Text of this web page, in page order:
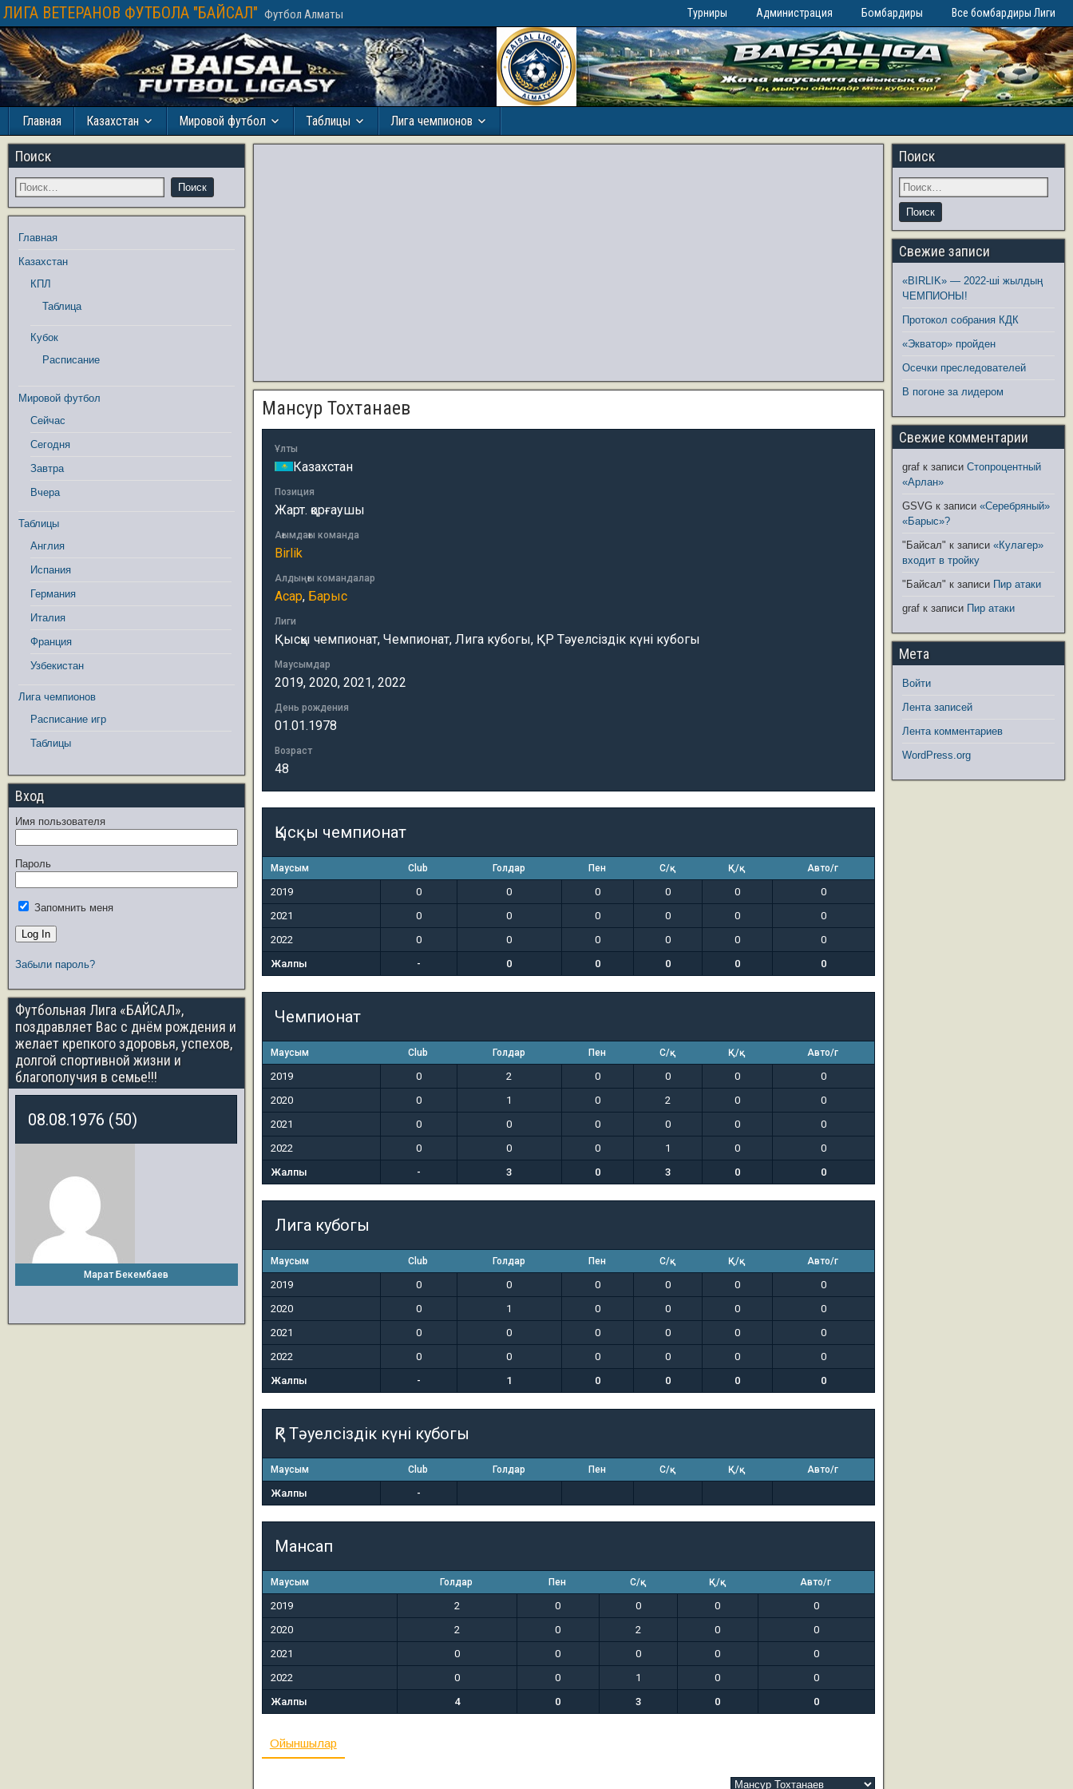
ЛИГА ВЕТЕРАНОВ ФУТБОЛА "БАЙСАЛ" Футбол Алматы Турниры Администрация Бомбардиры Все бомбардиры Лиги
Главная Казахстан Мировой футбол Таблицы Лига чемпионов
Мансур Тохтанаев
Ұлты
Казахстан
Позиция
Жарт. қорғаушы
Ағымдағы команда
Birlik
Алдыңғы командалар
Асар, Барыс
Лиги
Қысқы чемпионат, Чемпионат, Лига кубогы, ҚР Тәуелсіздік күні кубогы
Маусымдар
2019, 2020, 2021, 2022
День рождения
01.01.1978
Возраст
48
Қысқы чемпионат
Маусым Club Голдар Пен С/қ Қ/қ Авто/г
2019 0 0 0 0 0
0
2021
0 0 0 0 0
0
2022
0 0 0 0 0
0
Жалпы
- 0 0 0 0 0
Чемпионат
Маусым Club Голдар Пен С/қ Қ/қ Авто/г
2019 0 2 0 0 0
0
2020
0 1 0 2 0
0
2021
0 0 0 0 0
0
2022
0 0 0 1 0
0
Жалпы
- 3 0 3 0 0
Лига кубогы
Маусым Club Голдар Пен С/қ Қ/қ Авто/г
2019 0 0 0 0 0
0
2020
0 1 0 0 0
0
2021
0 0 0 0 0
0
2022
0 0 0 0 0
0
Жалпы
- 1 0 0 0 0
ҚР Тәуелсіздік күні кубогы
Маусым Club Голдар Пен С/қ Қ/қ Авто/г
Жалпы -
Мансап
Маусым Голдар Пен С/қ Қ/қ Авто/г
2019 2 0 0 0
0
2020
2 0 2 0
0
2021
0 0 0 0
0
2022
0 0 1 0
0
Жалпы
4 0 3 0 0
Ойыншылар
Поиск
Главная
Казахстан
КПЛ
Таблица
Кубок
Расписание
Мировой футбол
Сейчас
Сегодня
Завтра
Вчера
Таблицы
Англия
Испания
Германия
Италия
Франция
Узбекистан
Лига чемпионов
Расписание игр
Таблицы
Вход
Имя пользователя
Пароль
Запомнить меня
Забыли пароль?
Футбольная Лига «БАЙСАЛ»,
поздравляет Вас с днём рождения и
желает крепкого здоровья, успехов,
долгой спортивной жизни и
благополучия в семье!!!
08.08.1976 (50)
Марат Бекембаев
Поиск
Свежие записи
«BIRLIK» — 2022-ші жылдың
ЧЕМПИОНЫ!
Протокол собрания КДК
«Экватор» пройден
Осечки преследователей
В погоне за лидером
Свежие комментарии
graf к записиСтопроцентный
«Арлан»
GSVG к записи«Серебряный»
«Барыс»?
"Байсал" к записи«Кулагер»
входит в тройку
"Байсал" к записи Пир атаки
graf к записи Пир атаки
Мета
Войти
Лента записей
Лента комментариев
WordPress.org